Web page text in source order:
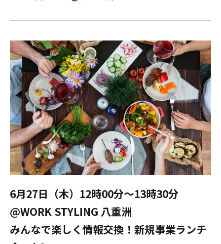
6月27日（木）12時00分〜13時30分
@WORK STYLING 八重洲
みんなで楽しく情報交換！新規事業ランチ